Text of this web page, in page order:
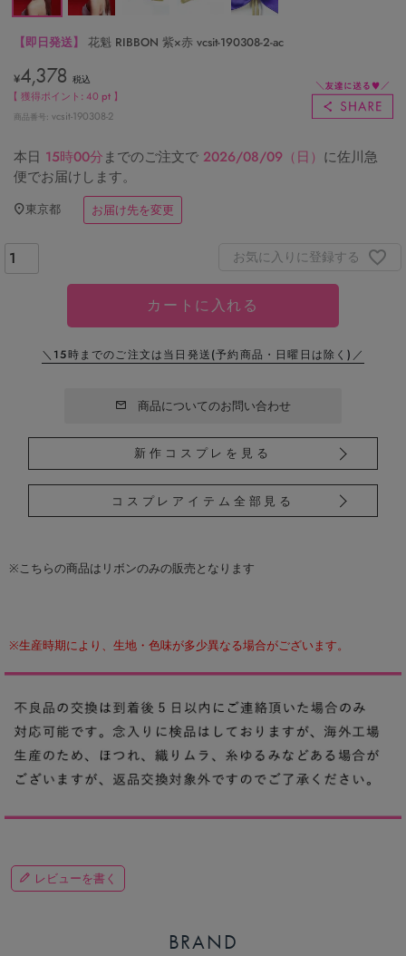
【即日発送】 花魁 RIBBON 紫×赤 vcsit-190308-2-ac
¥4,378 税込
【 獲得ポイント: 40 pt 】
商品番号 vcsit-190308-2
本日 15時00分までのご注文で 2026/08/09（日） に佐川急
便でお届けします。
東京都 お届け先を変更
お気に入りに登録する
カートに入れる
＼15時までのご注文は当日発送(予約商品・日曜日は除く)／
商品についてのお問い合わせ
新作コスプレを見る
コスプレアイテム全部見る
※こちらの商品はリボンのみの販売となります
※生産時期により、生地・色味が多少異なる場合がございます。
レビューを書く
BRAND